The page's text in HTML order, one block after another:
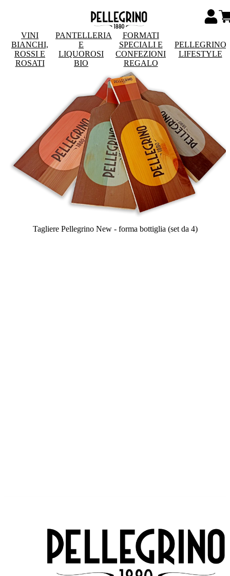
VINI
BIANCHI,
ROSSI E
ROSATI
PANTELLERIA
E
LIQUOROSI
BIO
FORMATI
SPECIALI E
CONFEZIONI
REGALO
PELLEGRINO
LIFESTYLE
Tagliere Pellegrino New - forma bottiglia (set da 4)